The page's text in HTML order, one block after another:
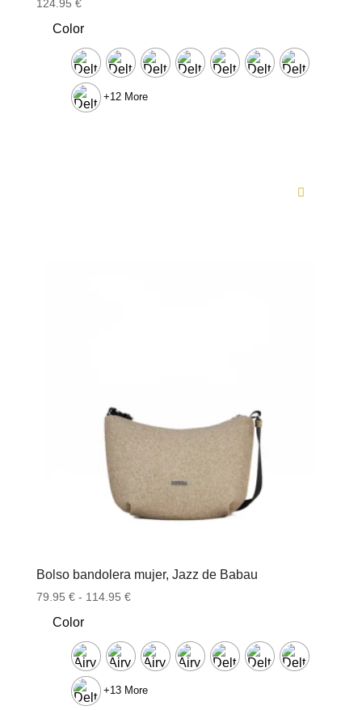
5.00
de 5
124.95 €
Color
+12 More
Bolso bandolera mujer, Jazz de Babau
79.95 € - 114.95 €Rango
desde
79.95 €
hasta
Color
+13 More